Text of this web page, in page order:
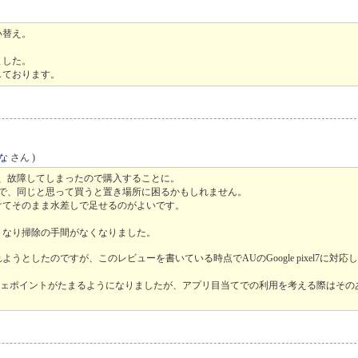
え。
た。
おります。
さん )
障してしまったので購入することに。
同じと思って買うと置き場所に困るかもしれません。
そのまま水差しで足せるのがよいです。
り掃除の手間がなくなりました。
としたのですが、このレビューを書いている時点でAUのGoogle pixel7に対応し
イントがたまるようになりましたが、アプリ目当てでの利用を考える際はその